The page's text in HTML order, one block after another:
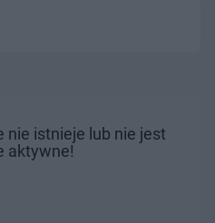
nie istnieje lub nie jest
aktywne!